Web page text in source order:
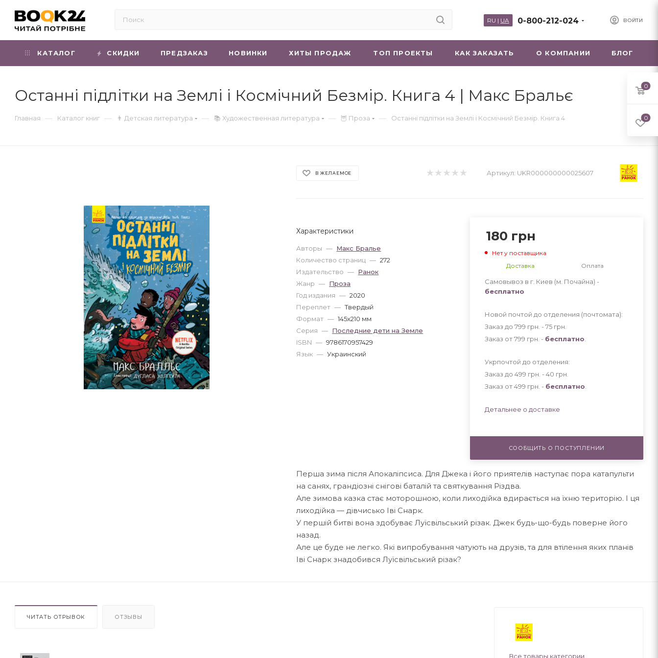
ВОЙТИ
0-800-212-024
RU | UA
КАТАЛОГ СКИДКИ ПРЕДЗАКАЗ НОВИНКИ ХИТЫ ПРОДАЖ ТОП ПРОЕКТЫ КАК ЗАКАЗАТЬ О КОМПАНИИ БЛОГ
Останні підлітки на Землі і Космічний Безмір. Книга 4 | Макс Бральє
Главная — Каталог книг — 👨 Детская литература — 📚 Художественная литература — 🦉 Проза — Останні підлітки на Землі і Космічний Безмір. Книга 4
В ЖЕЛАЕМОЕ Артикул: UKR000000000025607
Характеристики
Авторы — Макс Бралье
Количество страниц — 272
Издательство — Ранок
Жанр — Проза
Год издания — 2020
Переплет — Твердый
Формат — 145x210 мм
Серия — Последние дети на Земле
ISBN — 9786170957429
Язык — Украинский
180 грн
Нет у поставщика
Доставка
Оплата
Самовывоз в г. Киев (м. Почайна) -
бесплатно
Новой почтой до отделения (почтомата):
Заказ до 799 грн. - 75 грн
Заказ от 799 грн. - бесплатно
Укрпочтой до отделения:
Заказ до 499 грн. - 40 грн
Заказ от 499 грн. - бесплатно
Детальнее о доставке
СООБЩИТЬ О ПОСТУПЛЕНИИ
Перша зима після Апокаліпсиса. Для Джека і його приятелів наступає пора катапульти
на санях, грандіозні снігові баталій та святкування Різдва.
Але зимова казка стає моторошною, коли лиходійка вдирається на їхню територію. І ця
лиходійка — дівчисько Іві Снарк.
У першій битві вона здобуває Луїсвільський різак. Джек будь-що-будь поверне його
назад.
Але це буде не легко. Які випробування чатують на друзів, та для втілення яких планів
Іві Снарк знадобився Луїсвільський різак?
ЧИТАТЬ ОТРЫВОК ОТЗЫВЫ
Все товары категории
0
0